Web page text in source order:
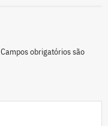
Campos obrigatórios são